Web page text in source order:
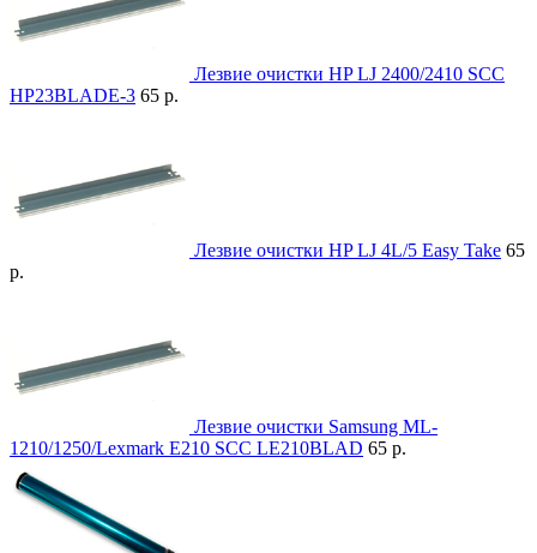
Лезвие очистки HP LJ 2400/2410 SCC
HP23BLADE-3 65 р.
Лезвие очистки HP LJ 4L/5 Easy Take 65
р.
Лезвие очистки Samsung ML-
1210/1250/Lexmark E210 SCC LE210BLAD 65 р.